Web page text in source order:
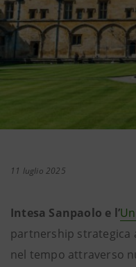
11 luglio 2025
Intesa Sanpaolo e l’
partnership strategica
nel tempo attraverso